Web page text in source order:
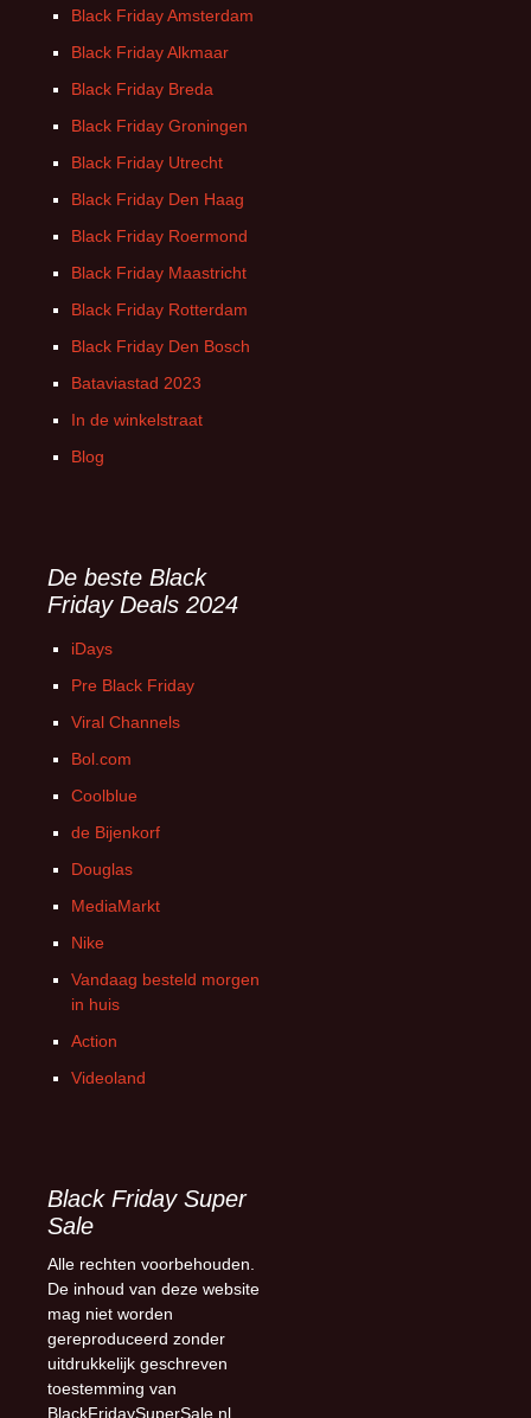
Black Friday Amsterdam
Black Friday Alkmaar
Black Friday Breda
Black Friday Groningen
Black Friday Utrecht
Black Friday Den Haag
Black Friday Roermond
Black Friday Maastricht
Black Friday Rotterdam
Black Friday Den Bosch
Bataviastad 2023
In de winkelstraat
Blog
De beste Black
Friday Deals 2024
iDays
Pre Black Friday
Viral Channels
Bol.com
Coolblue
de Bijenkorf
Douglas
MediaMarkt
Nike
Vandaag besteld morgen
in huis
Action
Videoland
Black Friday Super
Sale
Alle rechten voorbehouden.
De inhoud van deze website
mag niet worden
gereproduceerd zonder
uitdrukkelijk geschreven
toestemming van
BlackFridaySuperSale.nl.